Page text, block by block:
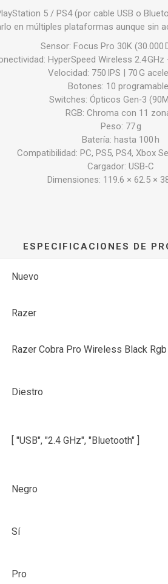
5 / PS4 (por cable USB o
en múltiples plataformas aunque sin
Sensor: Focus Pro 30K (30.000
HyperSpeed Wireless 2.4 GHz
Velocidad: 750 IPS | 70 G
Botones: 10
Switches: Ópticos Gen‑3
RGB: Chroma con 11
Peso: 77 g
Batería: hasta 100 h
Compatibilidad: PC, PS5, PS4, Xbox
Cargador: USB‑C
Dimensiones: 119.6 × 62.5 ×
ESPECIFICACIONES DE
Nuevo
Razer
Razer Cobra Pro Wireless Black Rgb
Diestro
[ "USB", "2.4 GHz", "Bluetooth" ]
Negro
Sí
Pro